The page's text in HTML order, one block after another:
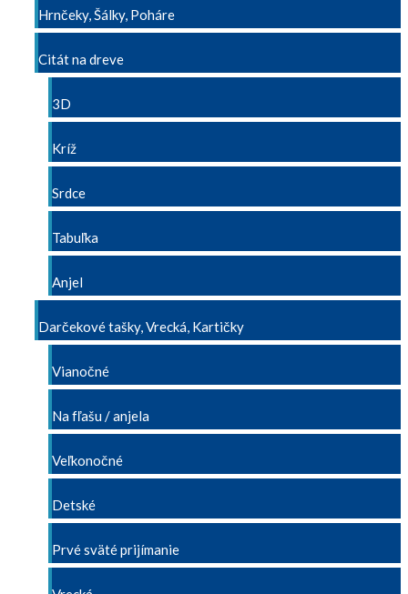
Hrnčeky, Šálky, Poháre
Citát na dreve
3D
Kríž
Srdce
Tabuľka
Anjel
Darčekové tašky, Vrecká, Kartičky
Vianočné
Na fľašu / anjela
Veľkonočné
Detské
Prvé sväté prijímanie